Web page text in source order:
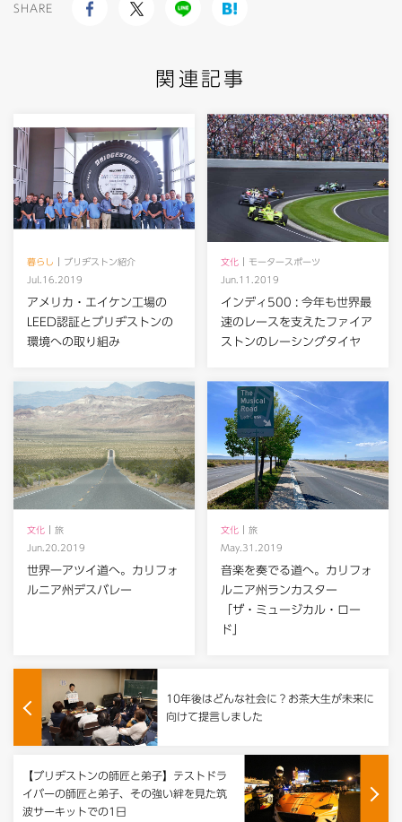
SHARE
関連記事
アメリカ・エイケン工場の
LEED認証とブリヂストンの
環境への取り組み
暮らし
ブリヂストン紹介
Jul.16.2019
インディ500 : 今年も世界最
速のレースを支えたファイア
ストンのレーシングタイヤ
文化
モータースポーツ
Jun.11.2019
世界一アツイ道へ。カリフォ
ルニア州デスバレー
文化
旅
Jun.20.2019
音楽を奏でる道へ。カリフォ
ルニア州ランカスター
「ザ・ミュージカル・ロー
ド」
文化
旅
May.31.2019
10年後はどんな社会に？お茶大生が未来に
向けて提言しました
【ブリヂストンの師匠と弟子】テストドラ
イバーの師匠と弟子、その強い絆を見た筑
波サーキットでの1日